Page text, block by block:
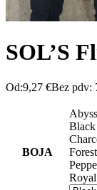
SOL’S
Od:9,27 €Bez pdv:
BOJA
Black